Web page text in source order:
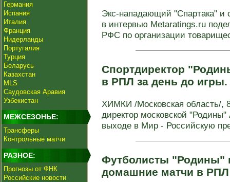
Германия
Испания
Италия
Франция
Нидерланды
Португалия
Турция
Беларусь
Казахстан
MLS
Саудовская Аравия
Узбекистан
МЕЖСЕЗОНЬЕ:
Трансферы
Контрольные матчи
РАЗНОЕ:
Прогнозы от ФНК
Российские новости
Экс-нападающий "Спартака" и
в интервью Metaratings.ru
РФС по организации
Спортдиректор
в РПЛ за день до игры.
ХИМКИ /Московская область/,
директор московской
выходе в Мир - Российскую
Футболисты "Родины"
домашние матчи в